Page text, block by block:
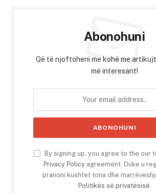
Abonohuni
Që të njoftoheni me kohë me
më interesant!
By signing up, you agree to the our
Privacy Policyagreement. Duke u
pranoni kushtet tona dhe
Politikës së privatësisë.